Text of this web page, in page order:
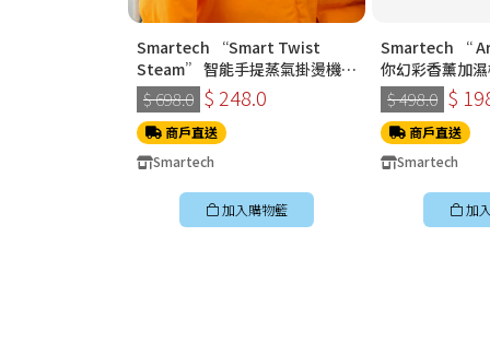
Smartech “Smart Twist
Steam” 智能手提蒸氣掛燙機
(SS-8108)
$ 698.0 $ 248.0
商戶直送
Smartech
加入購物籃
Smartech “
你幻彩香薰加
$ 498.0 $
商戶直送
Smartech
加